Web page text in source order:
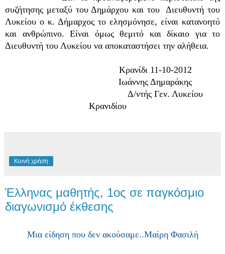
συζήτησης μεταξύ του Δημάρχου και του Διευθυντή του
Λυκείου ο κ. Δήμαρχος το ελησμόνησε, είναι κατανοητό
και ανθρώπινο. Είναι όμως θεμιτό και δίκαιο για το
Διευθυντή του Λυκείου να αποκαταστήσει την αλήθεια.
Κρανίδι 11-10-2012
Ιωάννης Δημαράκης
Δ/ντής Γεν. Λυκείου
Κρανιδίου
Κοινή χρήση
Έλληνας μαθητής, 1ος σε παγκόσμιο
διαγωνισμό έκθεσης
Μια είδηση που δεν ακούσαμε..Μαίρη Φασιλή